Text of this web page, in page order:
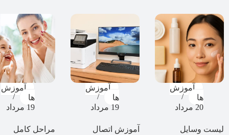
آموزش
ها
20 مرداد
لیست وسایل
آموزش
ها
19 مرداد
آموزش اتصال
آموزش
ها
19 مرداد
مراحل کامل